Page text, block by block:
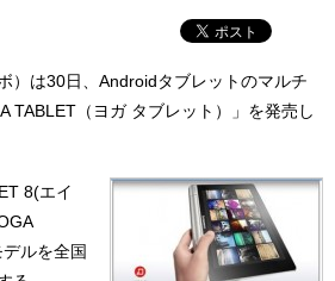
）は30日、Androidタブレットのマルチ
TABLET（ヨガ タブレット）」を発売し
8(エイ
ルを全国